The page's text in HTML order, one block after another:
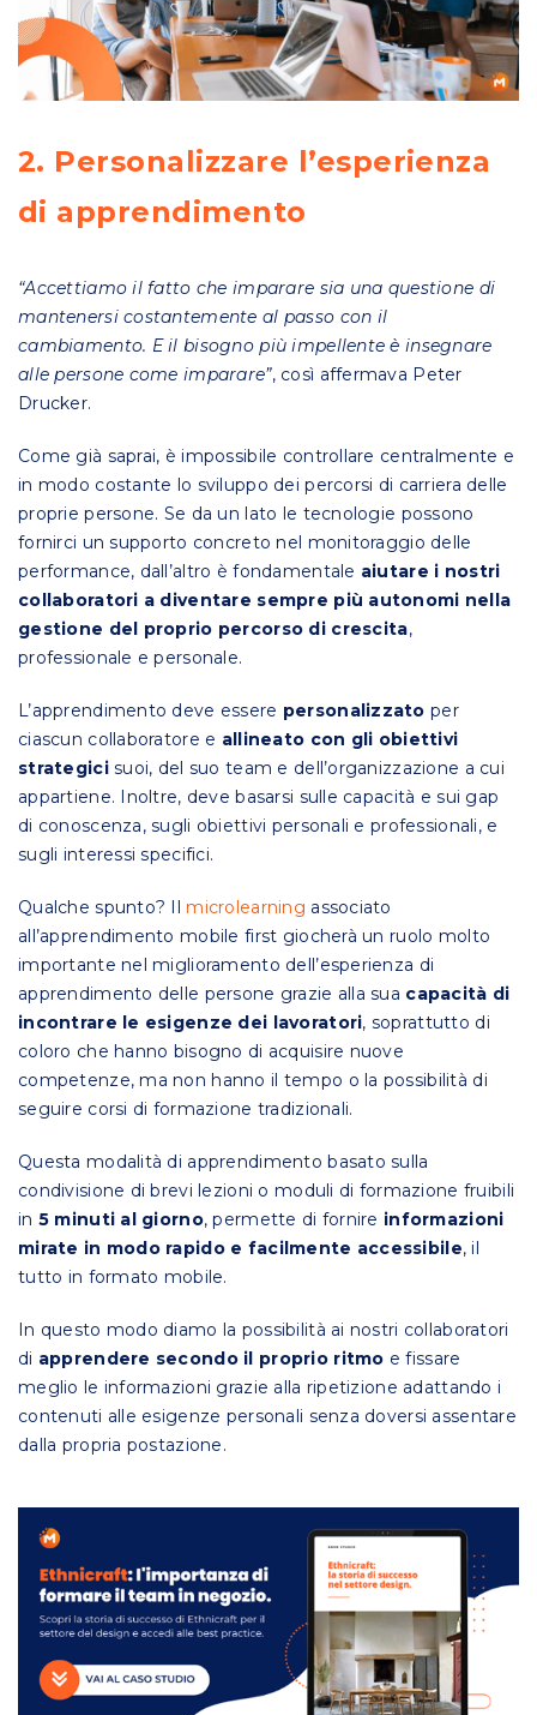
2. Personalizzare l’esperienza
di apprendimento
“Accettiamo il fatto che imparare sia una questione di
mantenersi costantemente al passo con il
cambiamento. E il bisogno più impellente è insegnare
alle persone come imparare”, così affermava Peter
Drucker.
Come già saprai, è impossibile controllare centralmente e
in modo costante lo sviluppo dei percorsi di carriera delle
proprie persone. Se da un lato le tecnologie possono
fornirci un supporto concreto nel monitoraggio delle
performance, dall’altro è fondamentale aiutare i nostri
collaboratori a diventare sempre più autonomi nella
gestione del proprio percorso di crescita,
professionale e personale.
L’apprendimento deve essere personalizzato per
ciascun collaboratore e allineato con gli obiettivi
strategicisuoi, del suo team e dell’organizzazione a cui
appartiene. Inoltre, deve basarsi sulle capacità e sui gap
di conoscenza, sugli obiettivi personali e professionali, e
sugli interessi specifici.
Qualche spunto? Il microlearning associato
all’apprendimento mobile first giocherà un ruolo molto
importante nel miglioramento dell’esperienza di
apprendimento delle persone grazie alla sua capacità di
incontrare le esigenze dei lavoratori, soprattutto di
coloro che hanno bisogno di acquisire nuove
competenze, ma non hanno il tempo o la possibilità di
seguire corsi di formazione tradizionali.
Questa modalità di apprendimento basato sulla
condivisione di brevi lezioni o moduli di formazione fruibili
in 5 minuti al giorno, permette di fornire informazioni
mirate in modo rapido e facilmente accessibile, il
tutto in formato mobile.
In questo modo diamo la possibilità ai nostri collaboratori
di apprendere secondo il proprio ritmo e fissare
meglio le informazioni grazie alla ripetizione adattando i
contenuti alle esigenze personali senza doversi assentare
dalla propria postazione.